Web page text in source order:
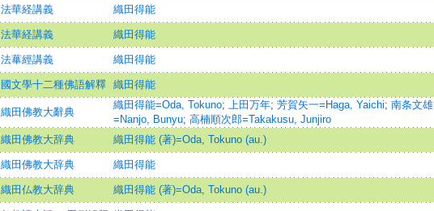
法華経講義 織田得能
法華経講義 織田得能
法蕐經講義
織田得能
國文學十二種佛語解釋 織田得能
織田佛教大辭典
織田得能=Oda, Tokuno; 上田万年; 芳賀矢一=Haga, Yaichi; 南条文雄
=Nanjo, Bunyu; 高楠順次郎=Takakusu, Junjiro
織田佛教大辞典 織田得能 (著)=Oda, Tokuno (au.)
織田佛教大辞典 織田得能
織田仏教大辞典 織田得能 (著)=Oda, Tokuno (au.)